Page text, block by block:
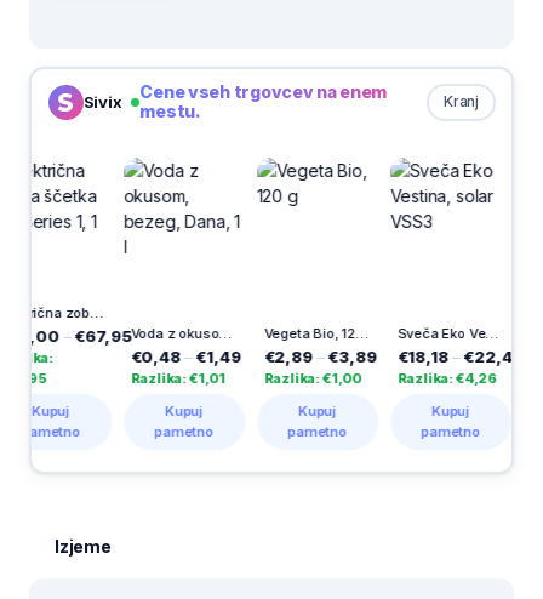
Sivix Kranj
Cene vseh trgovcev na enem
mestu.
Električna zobna ščetka Pro Series 1, 1 kos
€67,95 Voda z okusom, bezeg, Dana, 1 l
€0,48–€1,49
Razlika: €1,01
pametno
Vegeta Bio, 120 g
€2,89 –€3,89
Razlika: €1,00
pametno
Sveča Eko Vestina, solar VSS3
€18,18–€22,44
Razlika: €4,26
pametno
-30%
€3,49
Razlika:
Izjeme